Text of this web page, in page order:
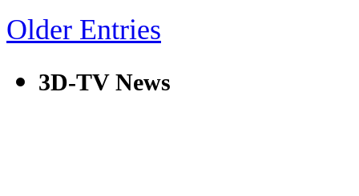
Older Entries
3D-TV News